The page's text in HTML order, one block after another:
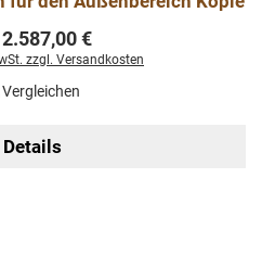
Preis:
2.587,00 €
zzgl. Versandkosten
Vergleichen
Details